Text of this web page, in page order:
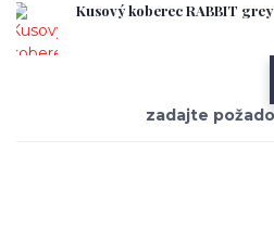
Kusový koberec RABBIT grey